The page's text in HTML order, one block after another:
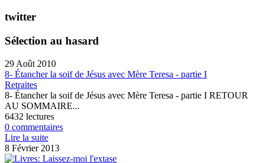
twitter
Sélection au hasard
29 Août 2010
8- Étancher la soif de Jésus avec Mère Teresa - partie I
Retraites
8- Étancher la soif de Jésus avec Mère Teresa - partie I RETOUR
AU SOMMAIRE...
6432 lectures
0 commentaires
Lire la suite
8 Février 2013